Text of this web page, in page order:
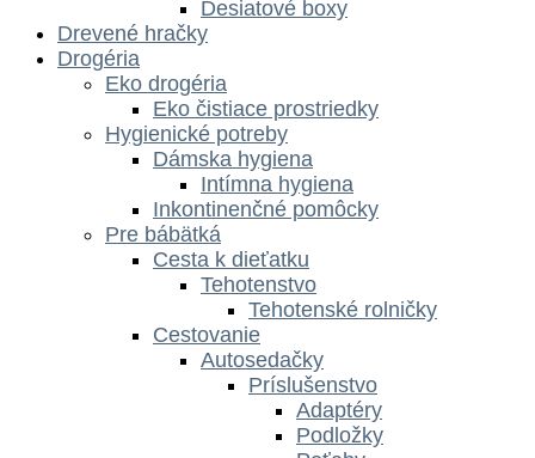
Desiatové boxy
Drevené hračky
Drogéria
Eko drogéria
Eko čistiace prostriedky
Hygienické potreby
Dámska hygiena
Intímna hygiena
Inkontinenčné pomôcky
Pre bábätká
Cesta k dieťatku
Tehotenstvo
Tehotenské rolničky
Cestovanie
Autosedačky
Príslušenstvo
Adaptéry
Podložky